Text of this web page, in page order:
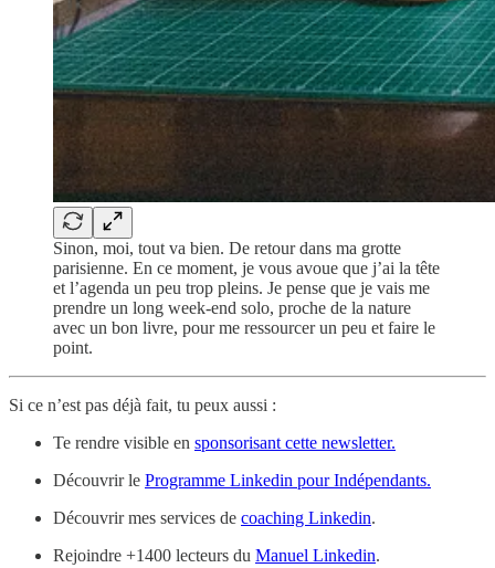
Sinon, moi, tout va bien. De retour dans ma grotte
parisienne. En ce moment, je vous avoue que j’ai la tête
et l’agenda un peu trop pleins. Je pense que je vais me
prendre un long week-end solo, proche de la nature
avec un bon livre, pour me ressourcer un peu et faire le
point.
Si ce n’est pas déjà fait, tu peux aussi :
Te rendre visible en sponsorisant cette newsletter.
Découvrir le Programme Linkedin pour Indépendants.
Découvrir mes services de coaching Linkedin.
Rejoindre +1400 lecteurs du Manuel Linkedin.